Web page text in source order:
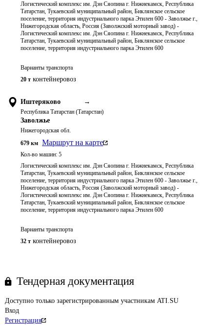
Логистический комплекс им. Дэн Сяопина г. Нижнекамск, Республика
Татарстан, Тукаевский муниципальный район, Биклянское сельское
поселение, территория индустриального парка Этилен 600 - Заволжье г.,
Нижегородская область, Россия (Заволжский моторный завод) -
Логистический комплекс им. Дэн Сяопина г. Нижнекамск, Республика
Татарстан, Тукаевский муниципальный район, Биклянское сельское
поселение, территория индустриального парка Этилен 600
Варианты транспорта
20 т контейнеровоз
Иштеряково →
Республика Татарстан (Татарстан)
Заволжье
Нижегородская обл.
679 км Маршрут на карте
Кол-во машин: 5
Логистический комплекс им. Дэн Сяопина г. Нижнекамск, Республика
Татарстан, Тукаевский муниципальный район, Биклянское сельское
поселение, территория индустриального парка Этилен 600 - Заволжье г.,
Нижегородская область, Россия (Заволжский моторный завод) -
Логистический комплекс им. Дэн Сяопина г. Нижнекамск, Республика
Татарстан, Тукаевский муниципальный район, Биклянское сельское
поселение, территория индустриального парка Этилен 600
Варианты транспорта
32 т контейнеровоз
Тендерная документация
Доступно только зарегистрированным участникам ATI.SU
Вход
Регистрация